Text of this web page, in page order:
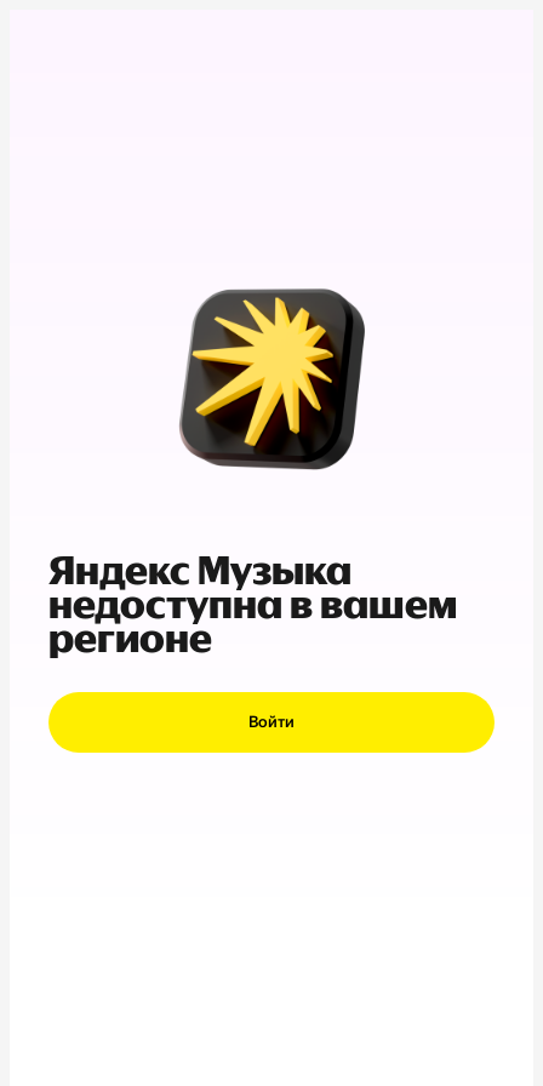
Яндекс Музыка
недоступна в вашем
регионе
Войти